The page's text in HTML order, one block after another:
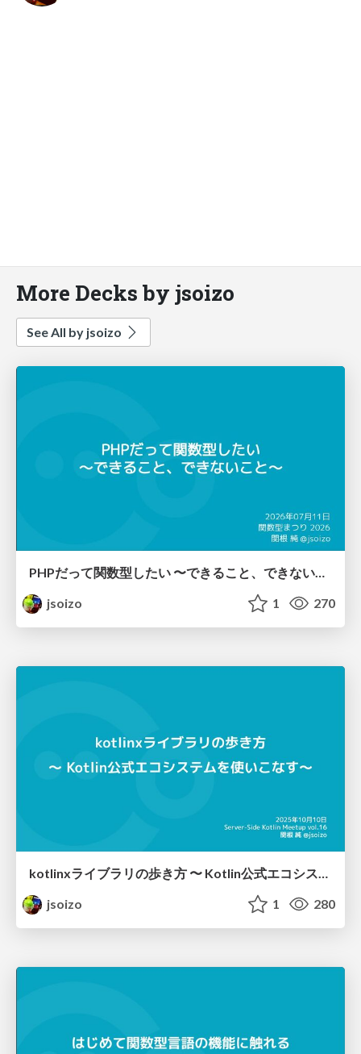
More Decks by jsoizo
See All by jsoizo
PHPだって関数型したい 〜できること、できないこと〜 / fp-in-php
jsoizo
1 270
jsoizo
1 280